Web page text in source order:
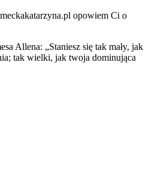
opowiem Ci o
Allena: „Staniesz się tak mały, jak
tak wielki, jak twoja dominująca